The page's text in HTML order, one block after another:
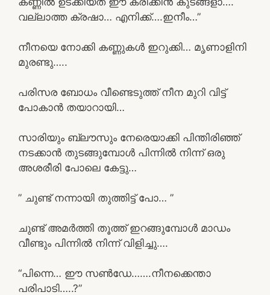
വല്ലാത്ത ക്രഷാ… എനിക്ക്….ഇനീം…”
നീനയെ നോക്കി കണ്ണുകൾ ഇറുക്കി… മൃണാളിനി
മുരണ്ടു…..
പരിസര ബോധം വീണ്ടെടുത്ത് നീന മുറി വിട്ട്
പോകാൻ തയാറായി…
സാരിയും ബ്ലൗസും നേരെയാക്കി പിന്തിരിഞ്ഞ്
നടക്കാൻ തുടങ്ങുമ്പോൾ പിന്നിൽ നിന്ന് ഒരു
അശരീരി പോലെ കേട്ടു…
” ചുണ്ട് നന്നായി തുത്തിട്ട് പോ… ”
ചുണ്ട് അമർത്തി തൂത്ത് ഇറങ്ങുമ്പോൾ മാഡം
വീണ്ടും പിന്നിൽ നിന്ന് വിളിച്ചു….
“പിന്നെ… ഈ സൺഡേ…….നീനക്കെന്താ
പരിപാടി…..?”